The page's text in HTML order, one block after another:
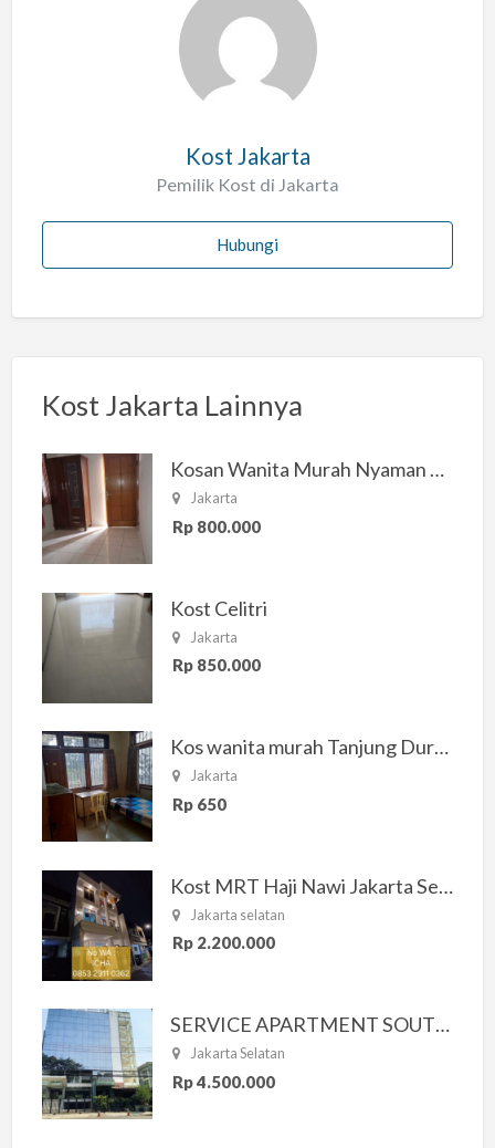
Kost Jakarta
Pemilik Kost di Jakarta
Hubungi
Kost Jakarta Lainnya
Kosan Wanita Murah Nyaman di Jakarta Selatan
Jakarta
Rp 800.000
Kost Celitri
Jakarta
Rp 850.000
Kos wanita murah Tanjung Duren Jakarta Barat
Jakarta
Rp 650
Kost MRT Haji Nawi Jakarta Selatan
Jakarta selatan
Rp 2.200.000
SERVICE APARTMENT SOUTH RESIDENCE
Jakarta Selatan
Rp 4.500.000